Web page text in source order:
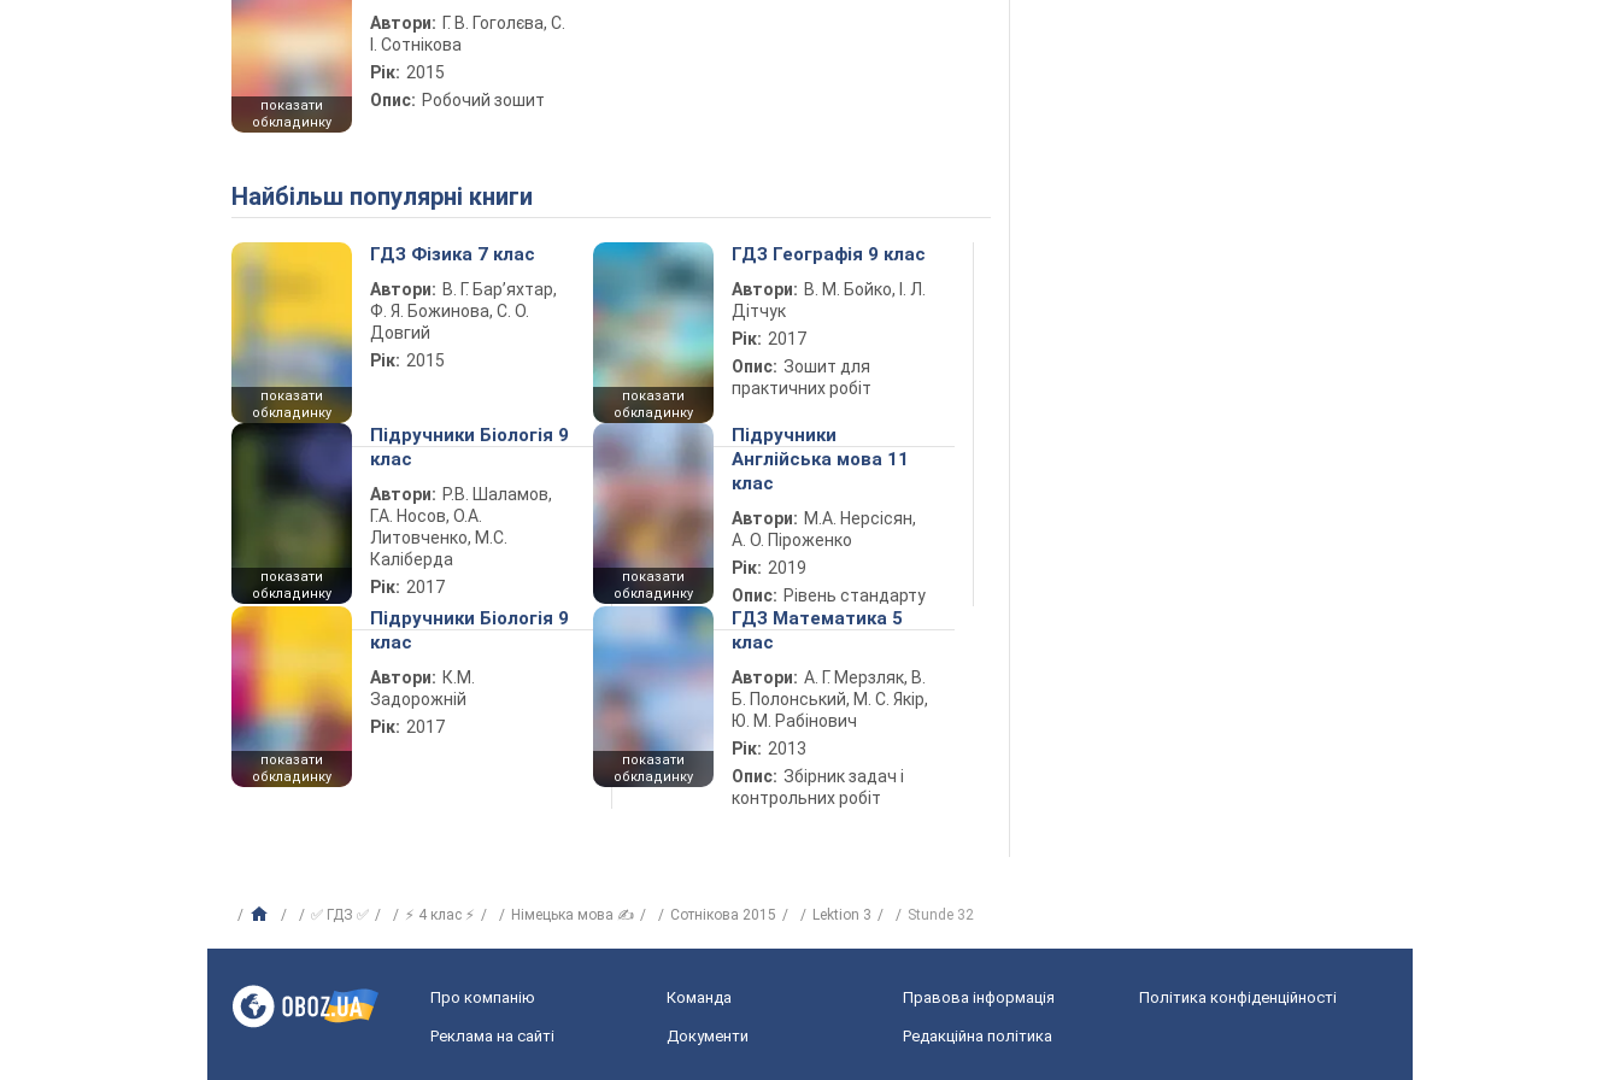
показати
обкладинку
Автори: Г. В. Гоголєва, С.
І. Сотнікова
Рік: 2015
Опис: Робочий зошит
Найбільш популярні книги
показати
обкладинку
ГДЗ Фізика 7 клас
Автори: В. Г. Бар’яхтар,
Ф. Я. Божинова, С. О.
Довгий
Рік: 2015
показати
обкладинку
ГДЗ Географія 9 клас
Автори: В. М. Бойко, І. Л.
Дітчук
Рік: 2017
Опис: Зошит для
практичних робіт
показати
обкладинку
Підручники Біологія 9
клас
Автори: Р.В. Шаламов,
Г.А. Носов, О.А.
Литовченко, М.С.
Каліберда
Рік: 2017
показати
обкладинку
Підручники
Англійська мова 11
клас
Автори: М.А. Нерсісян,
А. О. Піроженко
Рік: 2019
Опис: Рівень стандарту
показати
обкладинку
Підручники Біологія 9
клас
Автори: К.М.
Задорожній
Рік: 2017
показати
обкладинку
ГДЗ Математика 5
клас
Автори: А. Г. Мерзляк, В.
Б. Полонський, М. С. Якір,
Ю. М. Рабінович
Рік: 2013
Опис: Збірник задач і
контрольних робіт
✅ ГДЗ ✅ ⚡ 4 клас ⚡ Німецька мова ✍ Сотнікова 2015 Lektion 3 Stunde 32
Про компанію Команда Правова інформація Політика конфіденційності
Реклама на сайті Документи Редакційна політика